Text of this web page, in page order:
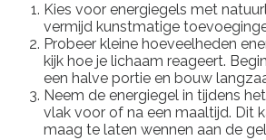
Kies voor energiegels met
vermijd kunstmatige
Probeer kleine hoeveelheden
kijk hoe je lichaam reageert.
een halve portie en bouw
Neem de energiegel in tijdens
vlak voor of na een maaltijd. Dit
maag te laten wennen aan de